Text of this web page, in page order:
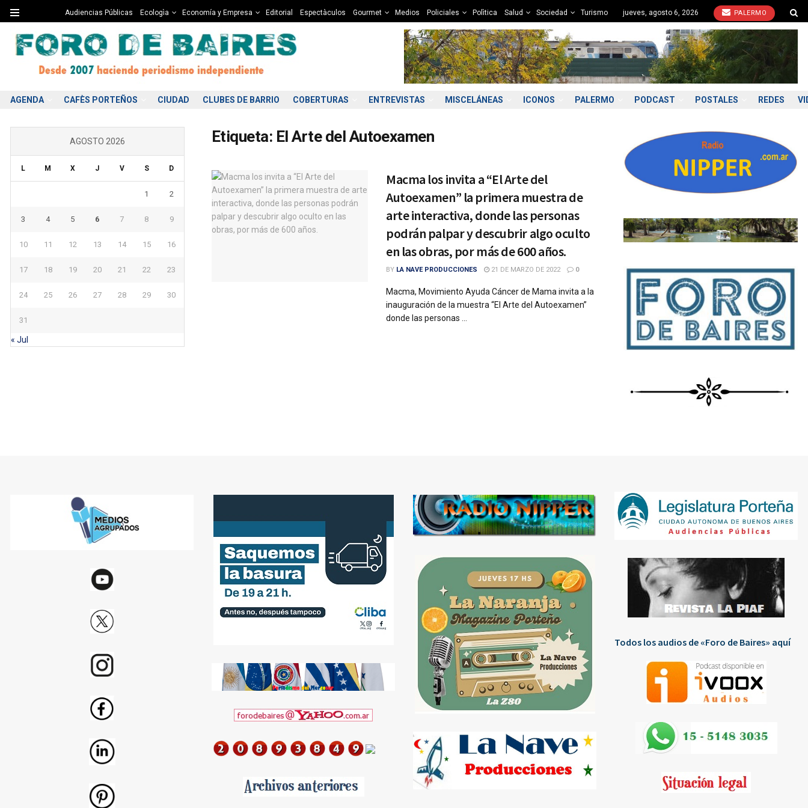
Audiencias Públicas Ecologìa Economía y Empresa Editorial Espectàculos Gourmet Medios Policiales Polìtica Salud Sociedad Turismo jueves, agosto 6, 2026 PALERMO
AGENDA CAFÈS PORTEÑOS CIUDAD CLUBES DE BARRIO COBERTURAS ENTREVISTAS MISCELÁNEAS ICONOS PALERMO PODCAST POSTALES REDES
Etiqueta: El Arte del Autoexamen
Macma los invita a “El Arte del
Autoexamen” la primera muestra de
arte interactiva, donde las personas
podrán palpar y descubrir algo oculto
en las obras, por más de 600 años.
BY LA NAVE PRODUCCIONES 21 DE MARZO DE 2022 0
Macma, Movimiento Ayuda Cáncer de Mama invita a la
inauguración de la muestra “El Arte del Autoexamen”
donde las personas ...
AGOSTO 2026
L M X J V S D
1 2
3 4 5 6 7 8 9
10 11 12 13 14 15 16
17 18 19 20 21 22 23
24 25 26 27 28 29 30
31
« Jul
Todos los audios de «Foro de Baires» aquí